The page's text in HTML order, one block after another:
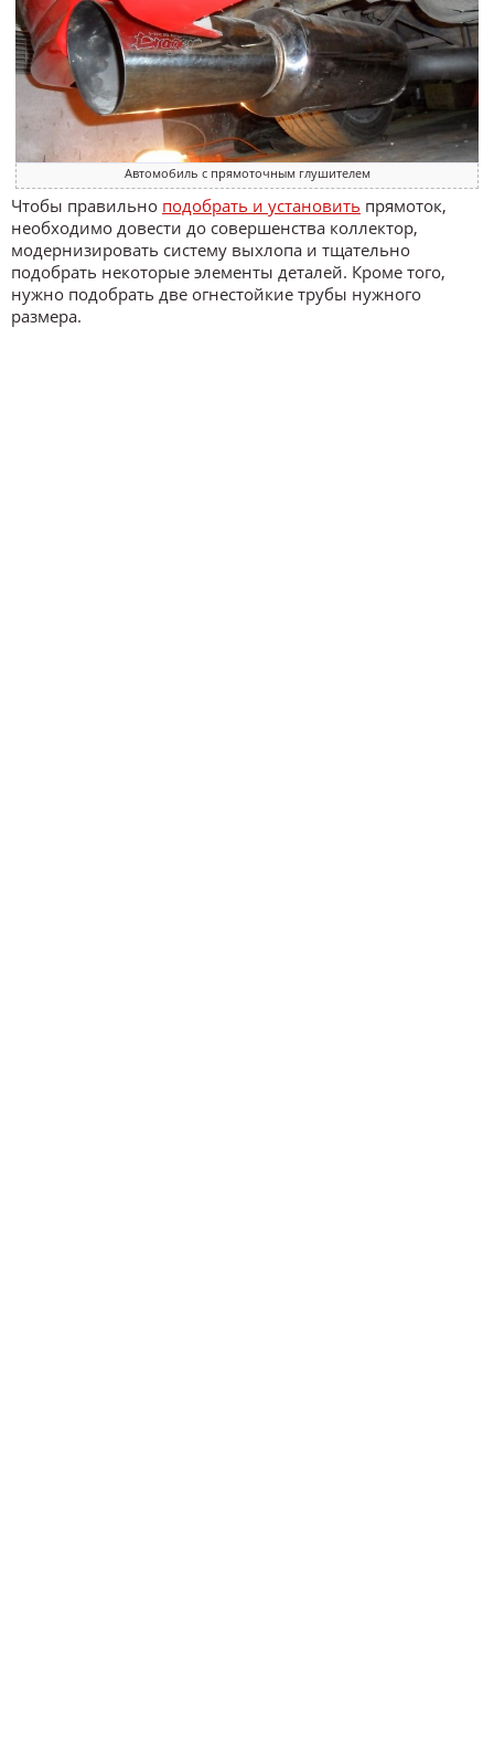
Автомобиль с прямоточным глушителем
Чтобы правильно подобрать и установить прямоток,
необходимо довести до совершенства коллектор,
модернизировать систему выхлопа и тщательно
подобрать некоторые элементы деталей. Кроме того,
нужно подобрать две огнестойкие трубы нужного
размера.